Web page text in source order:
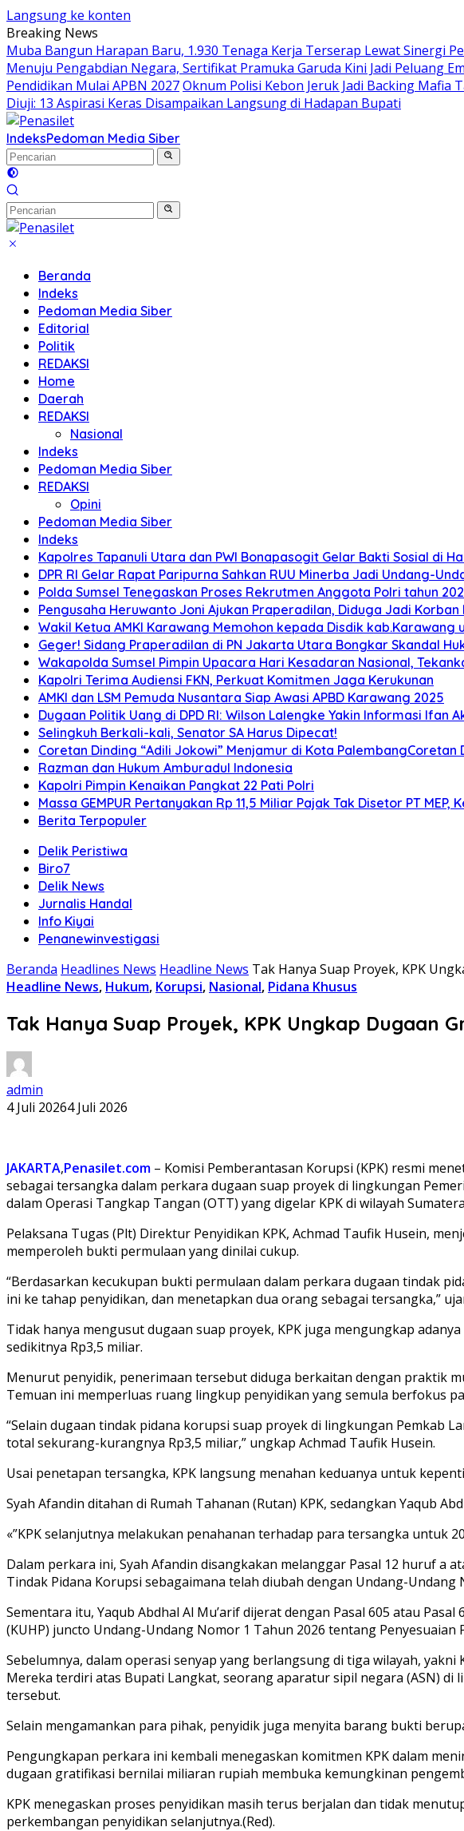
Langsung ke konten
Breaking News
Muba Bangun Harapan Baru, 1.930 Tenaga Kerja Terserap Lewat Sinergi
Menuju Pengabdian Negara, Sertifikat Pramuka Garuda Kini Jadi Peluang
Pendidikan Mulai APBN 2027Oknum Polisi Kebon Jeruk Jadi Backing
Diuji: 13 Aspirasi Keras Disampaikan Langsung di Hadapan Bupati
IndeksPedoman Media Siber
Beranda
Indeks
Pedoman Media Siber
Editorial
Politik
REDAKSI
Home
Daerah
REDAKSI
Nasional
Indeks
Pedoman Media Siber
REDAKSI
Opini
Pedoman Media Siber
Indeks
Kapolres Tapanuli Utara dan PWI Bonapasogit Gelar Bakti Sosial di
DPR RI Gelar Rapat Paripurna Sahkan RUU Minerba Jadi Undang-
Polda Sumsel Tenegaskan Proses Rekrutmen Anggota Polri tahun
Pengusaha Heruwanto Joni Ajukan Praperadilan, Diduga Jadi Korban
Wakil Ketua AMKI Karawang Memohon kepada Disdik kab.Karawang
Geger! Sidang Praperadilan di PN Jakarta Utara Bongkar Skandal
Wakapolda Sumsel Pimpin Upacara Hari Kesadaran Nasional,
Kapolri Terima Audiensi FKN, Perkuat Komitmen Jaga Kerukunan
AMKI dan LSM Pemuda Nusantara Siap Awasi APBD Karawang 2025
Dugaan Politik Uang di DPD RI: Wilson Lalengke Yakin Informasi Ifan
Selingkuh Berkali-kali, Senator SA Harus Dipecat!
Coretan Dinding “Adili Jokowi” Menjamur di Kota
Razman dan Hukum Amburadul Indonesia
Kapolri Pimpin Kenaikan Pangkat 22 Pati Polri
Massa GEMPUR Pertanyakan Rp 11,5 Miliar Pajak Tak Disetor PT
Berita Terpopuler
Delik Peristiwa
Biro7
Delik News
Jurnalis Handal
Info Kiyai
Penanewinvestigasi
Beranda Headlines News Headline News Tak Hanya Suap Proyek, KPK
Headline News, Hukum, Korupsi, Nasional, Pidana Khusus
Tak Hanya Suap Proyek, KPK Ungkap Dugaan
admin
4 Juli 20264 Juli 2026
JAKARTA,Penasilet.com – Komisi Pemberantasan Korupsi (KPK) resmi
sebagai tersangka dalam perkara dugaan suap proyek di lingkungan
dalam Operasi Tangkap Tangan (OTT) yang digelar KPK di wilayah
Pelaksana Tugas (Plt) Direktur Penyidikan KPK, Achmad Taufik Husein,
memperoleh bukti permulaan yang dinilai cukup.
“Berdasarkan kecukupan bukti permulaan dalam perkara dugaan tindak
ini ke tahap penyidikan, dan menetapkan dua orang sebagai tersangka,”
Tidak hanya mengusut dugaan suap proyek, KPK juga mengungkap
sedikitnya Rp3,5 miliar.
Menurut penyidik, penerimaan tersebut diduga berkaitan dengan praktik
Temuan ini memperluas ruang lingkup penyidikan yang semula berfokus
“Selain dugaan tindak pidana korupsi suap proyek di lingkungan Pemkab
total sekurang-kurangnya Rp3,5 miliar,” ungkap Achmad Taufik Husein.
Usai penetapan tersangka, KPK langsung menahan keduanya untuk
Syah Afandin ditahan di Rumah Tahanan (Rutan) KPK, sedangkan Yaqub
«”KPK selanjutnya melakukan penahanan terhadap para tersangka untuk
Dalam perkara ini, Syah Afandin disangkakan melanggar Pasal 12 huruf a
Tindak Pidana Korupsi sebagaimana telah diubah dengan Undang-Undang
Sementara itu, Yaqub Abdhal Al Mu’arif dijerat dengan Pasal 605 atau
(KUHP) juncto Undang-Undang Nomor 1 Tahun 2026 tentang
Sebelumnya, dalam operasi senyap yang berlangsung di tiga wilayah,
Mereka terdiri atas Bupati Langkat, seorang aparatur sipil negara (ASN)
tersebut.
Selain mengamankan para pihak, penyidik juga menyita barang bukti
Pengungkapan perkara ini kembali menegaskan komitmen KPK dalam
dugaan gratifikasi bernilai miliaran rupiah membuka kemungkinan
KPK menegaskan proses penyidikan masih terus berjalan dan tidak
perkembangan penyidikan selanjutnya.(Red).